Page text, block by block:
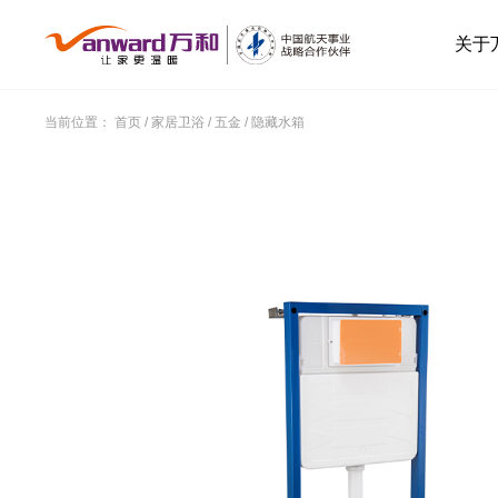
关于
当前位置：首页 /家居卫浴 / 五金 / 隐藏水箱